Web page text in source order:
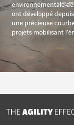
environnementale
ont développé
une précieuse
projets mobilisant